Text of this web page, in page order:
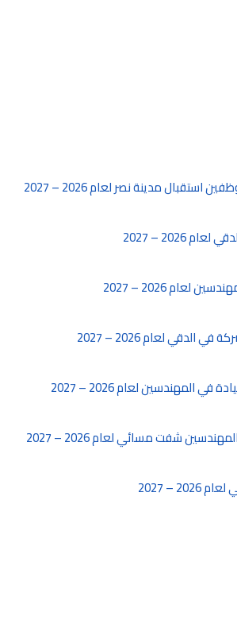
مدينة نصر لعام 2026 – 2027
2026 – 2027
2026 – 2027
لعام 2026 – 2027
المهندسين لعام 2026 – 2027
شفت مسائي لعام 2026 – 2027
– 2027